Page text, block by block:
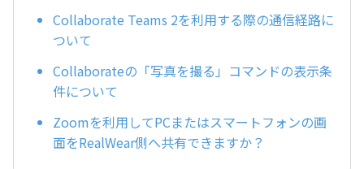
Collaborate Teams 2を利用する際の通信経路に
ついて
Collaborateの「写真を撮る」コマンドの表示条
件について
Zoomを利用してPCまたはスマートフォンの画
面をRealWear側へ共有できますか？